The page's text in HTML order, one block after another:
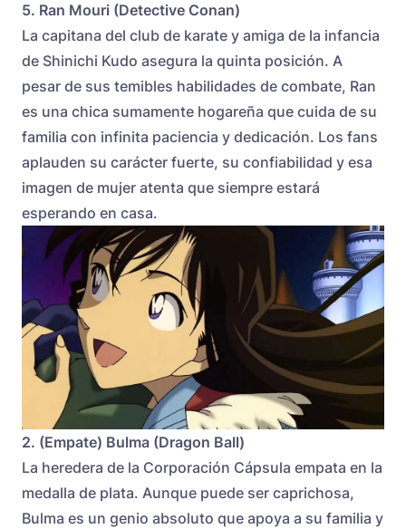
5. Ran Mouri (Detective Conan)
La capitana del club de karate y amiga de la infancia
de Shinichi Kudo asegura la quinta posición. A
pesar de sus temibles habilidades de combate, Ran
es una chica sumamente hogareña que cuida de su
familia con infinita paciencia y dedicación. Los fans
aplauden su carácter fuerte, su confiabilidad y esa
imagen de mujer atenta que siempre estará
esperando en casa.
2. (Empate) Bulma (Dragon Ball)
La heredera de la Corporación Cápsula empata en la
medalla de plata. Aunque puede ser caprichosa,
Bulma es un genio absoluto que apoya a su familia y